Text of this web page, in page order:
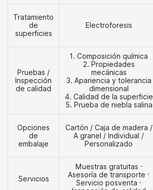
Tratamiento
de
superficies
Electroforesis
Pruebas /
Inspección
de calidad
1. Composición química
2. Propiedades
mecánicas
3. Apariencia y tolerancia
dimensional
4. Calidad de la superficie
5. Prueba de niebla salina
Opciones
de
embalaje
Cartón / Caja de madera /
A granel / Individual /
Personalizado
Servicios
Muestras gratuitas ·
Asesoría de transporte ·
Servicio posventa ·